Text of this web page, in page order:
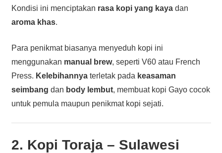
Kondisi ini menciptakan rasa kopi yang kayadan
aroma khas.
Para penikmat biasanya menyeduh kopi ini
menggunakan manual brew, seperti V60 atau French
Press. Kelebihannyaterletak pada keasaman
seimbang dan body lembut, membuat kopi Gayo cocok
untuk pemula maupun penikmat kopi sejati.
2. Kopi Toraja – Sulawesi